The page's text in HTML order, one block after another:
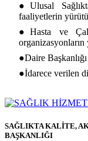
●Ulusal
faaliyetlerin
●Hasta ve
●Daire
●İdarece verilen
SAĞLIKTA KALİTE,
BAŞKANLIĞI